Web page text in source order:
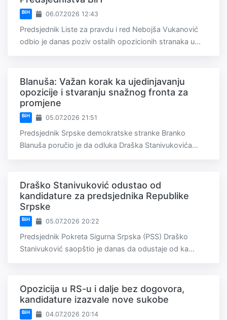
BiH 06.07.2026 12:43
Predsjednik Liste za pravdu i red Nebojša Vukanović
odbio je danas poziv ostalih opozicionih stranaka u...
Blanuša: Važan korak ka ujedinjavanju
opozicije i stvaranju snažnog fronta za
promjene
BiH 05.07.2026 21:51
Predsjednik Srpske demokratske stranke Branko
Blanuša poručio je da odluka Draška Stanivukovića...
Draško Stanivuković odustao od
kandidature za predsjednika Republike
Srpske
BiH 05.07.2026 20:22
Predsjednik Pokreta Sigurna Srpska (PSS) Draško
Stanivuković saopštio je danas da odustaje od ka...
Opozicija u RS-u i dalje bez dogovora,
kandidature izazvale nove sukobe
BiH 04.07.2026 20:14